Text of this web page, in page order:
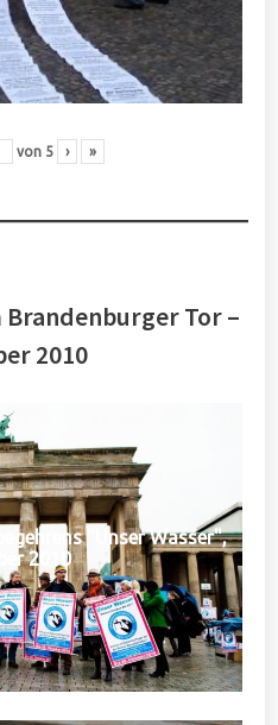
von 5 › »
Tor –
2010
"Unser Wasser",
2010